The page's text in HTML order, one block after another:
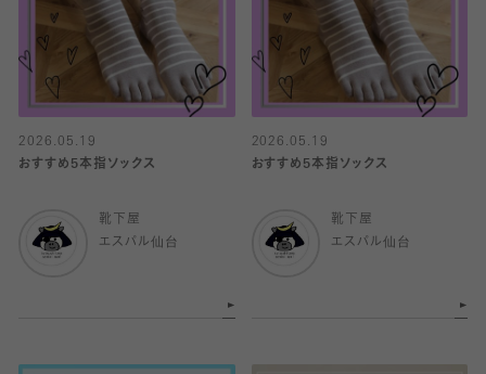
2026.05.19
おすすめ5本指ソックス
靴下屋
エスパル仙台
2026.05.19
おすすめ5本指ソックス
靴下屋
エスパル仙台